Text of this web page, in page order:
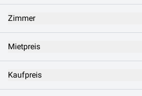
Zimmer
Mietpreis
Kaufpreis